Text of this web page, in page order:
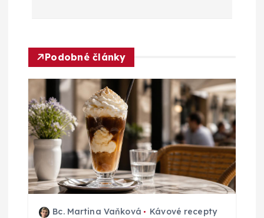
c
e
p
r
o
p
Podobné články
Bc. Martina Vaňková Kávové recepty